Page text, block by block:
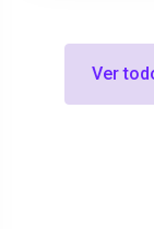
Ver